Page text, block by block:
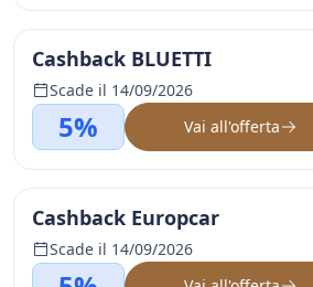
Cashback BLUETTI
Scade il 14/09/2026
5% Vai all'offerta
Cashback Europcar
Scade il 14/09/2026